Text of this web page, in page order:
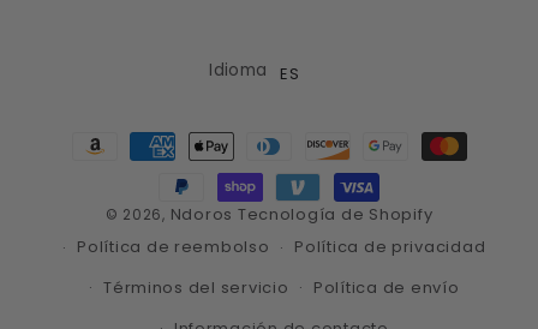
Idioma ES
© 2026, Ndoros Tecnología de Shopify
Política de reembolso
Política de privacidad
Términos del servicio
Política de envío